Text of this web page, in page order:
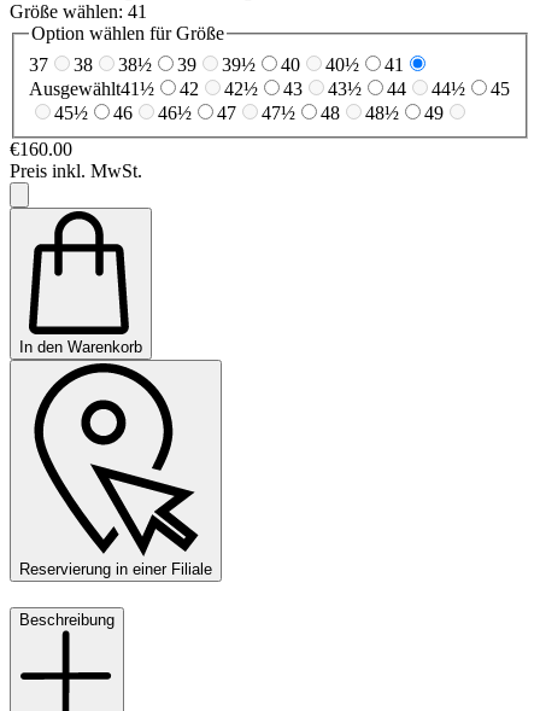
Größe wählen: 41
Option wählen für Größe
37
38 38½ 39 39½ 40 40½
41
Ausgewählt41½ 42 42½ 43 43½ 44 44½
45
45½
46 46½ 47 47½ 48 48½
49
€160.00
Preis inkl. MwSt.
In den Warenkorb
Reservierung in einer Filiale
Beschreibung